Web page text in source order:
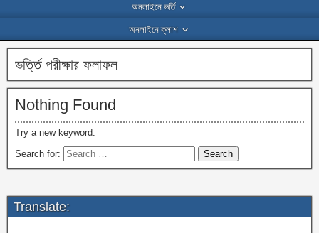
অনলাইনে ভর্তি
অনলাইনে ক্লাশ
ভর্ত্তি পরীক্ষার ফলাফল
Nothing Found
Try a new keyword.
Search for:
Translate: